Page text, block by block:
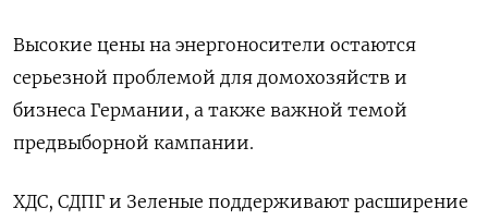
Высокие цены на энергоносители остаются
серьезной проблемой для домохозяйств и
бизнеса Германии, а также важной темой
предвыборной кампании.
ХДС, СДПГ и Зеленые поддерживают расширение